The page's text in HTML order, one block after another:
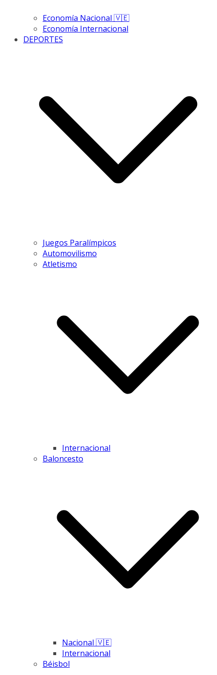
Economía Nacional 🇻🇪
Economía Internacional
DEPORTES
Juegos Paralímpicos
Automovilismo
Atletismo
Internacional
Baloncesto
Nacional 🇻🇪
Internacional
Béisbol